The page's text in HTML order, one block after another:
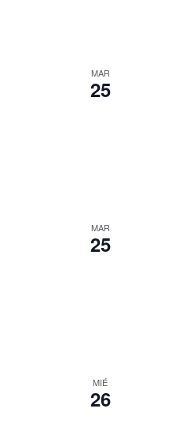
MAR
25
MAR
25
MIÉ
26